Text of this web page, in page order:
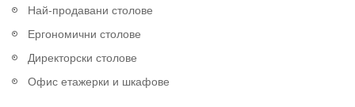
Най-продавани столове
Ергономични столове
Директорски столове
Офис етажерки и шкафове